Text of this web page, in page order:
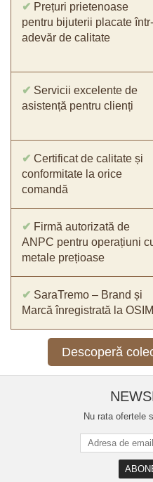
✔ Prețuri prietenoase
pentru bijuterii placate într-
adevăr de calitate
✔ Servicii excelente de
asistență pentru clienți
✔ Certificat de calitate și
conformitate la orice
comandă
✔ Firmă autorizată de
ANPC pentru operațiuni
metale prețioase
✔ SaraTremo – Brand și
Marcă înregistrată la OSIM
Descoperă
Nu rata ofertele